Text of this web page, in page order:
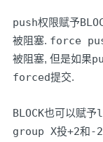
push权限赋予
被阻塞. force
被阻塞, 但是如果
forced提交.
BLOCK也可以赋予
group X投+2和-2